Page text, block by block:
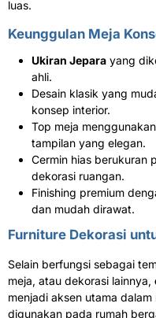
luas.
Keunggulan Meja
Ukiran Jepara yang
ahli.
Desain klasik yang
konsep interior.
Top meja
tampilan yang elegan.
Cermin hias berukuran
dekorasi ruangan.
Finishing premium
dan mudah dirawat.
Furniture Dekorasi
Selain berfungsi sebagai
meja, atau dekorasi lainnya,
menjadi aksen utama
digunakan pada rumah